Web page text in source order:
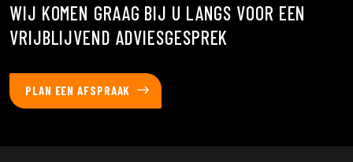
WIJ KOMEN GRAAG BIJ U LANGS VOOR EEN
VRIJBLIJVEND ADVIESGESPREK
PLAN EEN AFSPRAAK